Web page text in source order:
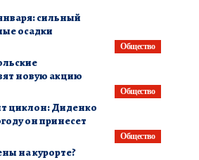
Общество
сильный
осадки
Общество
новую акцию
Общество
циклон: Диденко
он принесет
на курорте?